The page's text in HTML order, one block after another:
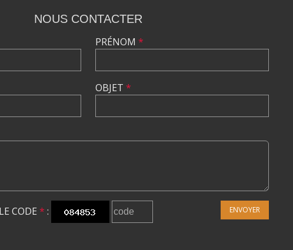
NOUS CONTACTER
PRÉNOM *
OBJET *
CODE * : ENVOYER